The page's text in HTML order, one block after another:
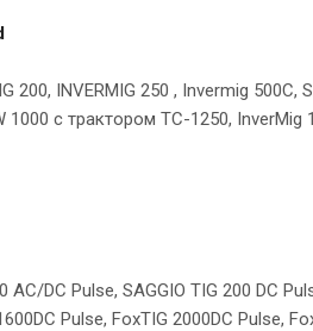
200, INVERMIG 250 , Invermig 500C,
1000 с трактором ТС-1250, InverMig
AC/DC Pulse, SAGGIO TIG 200 DC
Pulse, FoxTIG 2000DC Pulse,